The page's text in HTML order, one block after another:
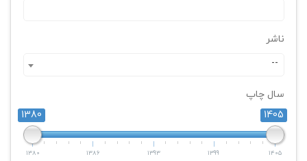
ناشر
--
سال چاپ
1380
1405
1380 1386 1393 1399 1405